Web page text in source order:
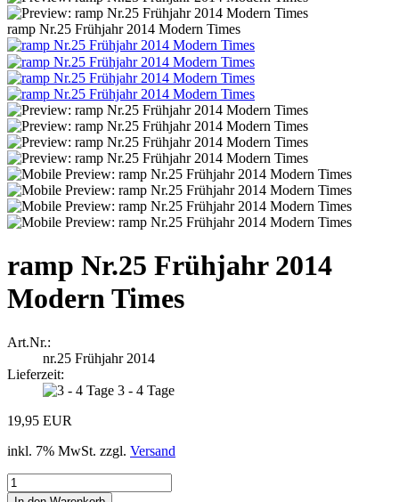
ramp Nr.25 Frühjahr 2014 Modern Times
ramp Nr.25 Frühjahr 2014
Modern Times
Art.Nr.:
nr.25 Frühjahr 2014
Lieferzeit:
3 - 4 Tage
19,95 EUR
inkl. 7% MwSt. zzgl. Versand